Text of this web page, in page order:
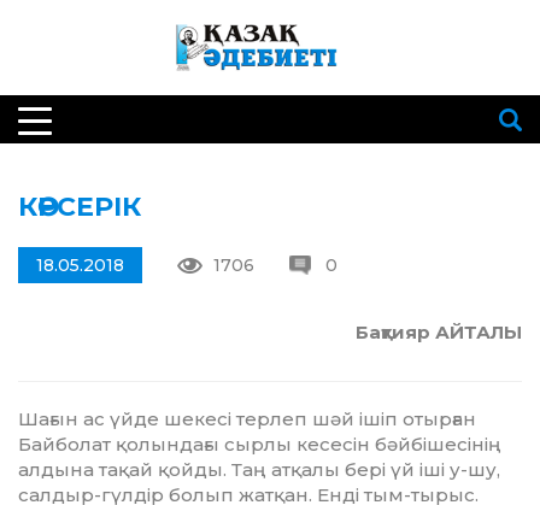
КӨРСЕРІК
18.05.2018 1706 0
Бақтияр АЙТАЛЫ
Шағын ас үйде шекесі терлеп шәй ішіп отырған
Байболат қо­лын­дағы сырлы кесесін бәйбішесінің
ал­дына тақай қойды. Таң атқалы бері үй іші у-шу,
салдыр-гүлдір болып жат­қан. Енді тым-тырыс.